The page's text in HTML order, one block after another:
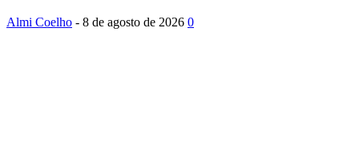
Almi Coelho - 8 de agosto de 2026 0